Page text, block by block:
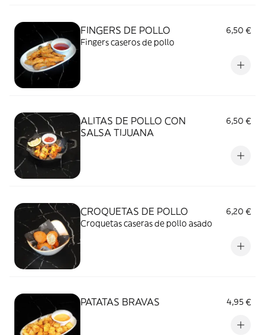
FINGERS DE POLLO
6,50 €
Fingers caseros de pollo
ALITAS DE POLLO CON
SALSA TIJUANA
6,50 €
CROQUETAS DE POLLO
6,20 €
Croquetas caseras de pollo asado
PATATAS BRAVAS 4,95 €